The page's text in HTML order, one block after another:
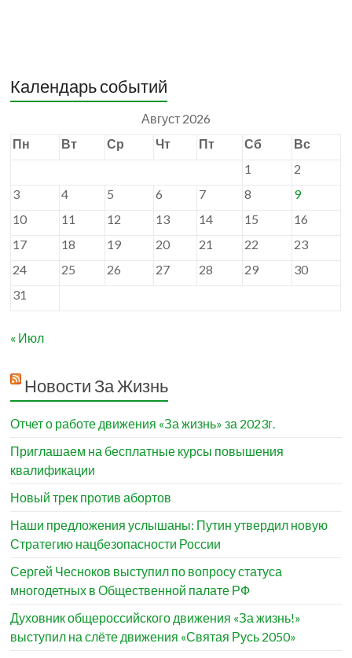
Календарь событий
Август 2026
Пн
Вт Ср Чт Пт Сб
Вс
1
2
3
4 5 6 7 8
9
10
11 12 13 14 15
16
17
18 19 20 21 22
23
24
25 26 27 28 29
30
31
« Июл
Новости За Жизнь
Отчет о работе движения «За жизнь» за 2023г.
Приглашаем на бесплатные курсы повышения
квалификации
Новый трек против абортов
Наши предложения услышаны: Путин утвердил новую
Стратегию нацбезопасности России
Сергей Чесноков выступил по вопросу статуса
многодетных в Общественной палате РФ
Духовник общероссийского движения «За жизнь!»
выступил на слёте движения «Святая Русь 2050»